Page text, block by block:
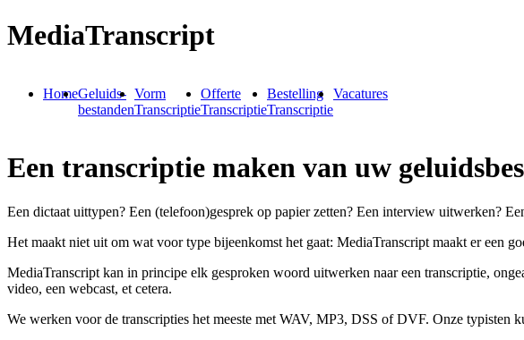
MediaTranscript
HomeGeluids-
bestanden
Vorm
Transcriptie
Offerte
Transcriptie
Bestelling
Transcriptie
Vacatures
Een transcriptie maken van uw
Een dictaat uittypen? Een (telefoon)gesprek op papier zetten? Een interview uitwerken?
Het maakt niet uit om wat voor type bijeenkomst het gaat: MediaTranscript maakt er een
MediaTranscript kan in principe elk gesproken woord uitwerken naar een transcriptie,
video, een webcast, et cetera.
We werken voor de transcripties het meeste met WAV, MP3, DSS of DVF. Onze typisten